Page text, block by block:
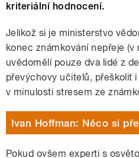
kriteriální hodnocení.
Jelikož si je ministerstvo
konec známkování nepřeje
uvědomělí pouze dva lidé z
převýchovy učitelů, přeškolit
v minulosti stresem ze
Ivan Hoffman: Něco si
Pokud ovšem experti s